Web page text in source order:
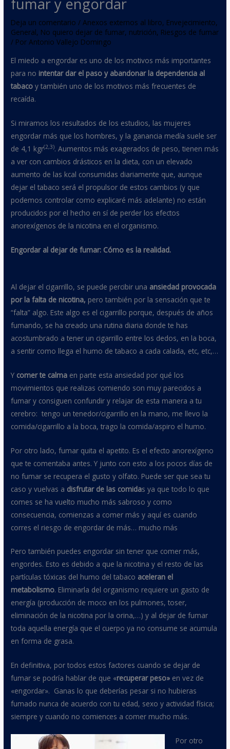
fumar y engordar
Deja un comentario /Anexos externos al libro, Envejecimiento,
General, No quiero dejar de fumar, nutrición, Riesgos de fumar
/ PorAntonio Vallejo Domingo
El miedo a engordar es uno de los motivos más importantes
para no intentar dar el paso y abandonar la dependencia al
tabaco y también uno de los motivos más frecuentes de
recaída.
Si miramos los resultados de los estudios, las mujeres
engordar más que los hombres, y la ganancia medía suele ser
de 4,1 kgr(2,3). Aumentos más exagerados de peso, tienen más
a ver con cambios drásticos en la dieta, con un elevado
aumento de las kcal consumidas diariamente que, aunque
dejar el tabaco será el propulsor de estos cambios (y que
podemos controlar como explicaré más adelante) no están
producidos por el hecho en sí de perder los efectos
anorexígenos de la nicotina en el organismo.
Engordar al dejar de fumar: Cómo es la realidad.
Al dejar el cigarrillo, se puede percibir una ansiedad provocada
por la falta de nicotina, pero también por la sensación que te
“falta” algo. Este algo es el cigarrillo porque, después de años
fumando, se ha creado una rutina diaria donde te has
acostumbrado a tener un cigarrillo entre los dedos, en la boca,
a sentir como llega el humo de tabaco a cada calada, etc, etc,…
Y comer te calma en parte esta ansiedad por qué los
movimientos que realizas comiendo son muy parecidos a
fumar y consiguen confundir y relajar de esta manera a tu
cerebro: tengo un tenedor/cigarrillo en la mano, me llevo la
comida/cigarrillo a la boca, trago la comida/aspiro el humo.
Por otro lado, fumar quita el apetito. Es el efecto anorexígeno
que te comentaba antes. Y junto con esto a los pocos días de
no fumar se recupera el gusto y olfato. Puede ser que sea tu
caso y vuelvas a disfrutar de las comidas ya que todo lo que
comes se ha vuelto mucho más sabroso y como
consecuencia, comienzas a comer más y aquí es cuando
corres el riesgo de engordar de más… mucho más
Pero también puedes engordar sin tener que comer más,
engordes. Esto es debido a que la nicotina y el resto de las
partículas tóxicas del humo del tabaco aceleran el
metabolismo. Eliminarla del organismo requiere un gasto de
energía (producción de moco en los pulmones, toser,
eliminación de la nicotina por la orina,…) y al dejar de fumar
toda aquella energía que el cuerpo ya no consume se acumula
en forma de grasa.
En definitiva, por todos estos factores cuando se dejar de
fumar se podría hablar de que «recuperar peso» en vez de
«engordar». Ganas lo que deberías pesar si no hubieras
fumado nunca de acuerdo con tu edad, sexo y actividad física;
siempre y cuando no comiences a comer mucho más.
Por otro